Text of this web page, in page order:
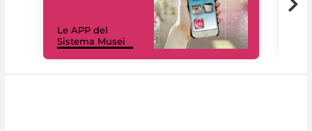
Le APP del
Sistema Musei